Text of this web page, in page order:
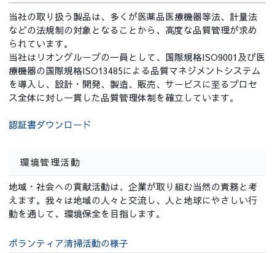
当社の取り扱う製品は、多くが医薬品医療機器等法、計量法
などの法規制の対象となることから、高度な品質管理が求め
られています。
当社はリオングループの一員として、国際規格ISO9001及び医
療機器の国際規格ISO13485による品質マネジメントシステム
を導入し、設計・開発、製造、販売、サービスに至るプロセ
ス全体に対し一貫した品質管理体制を確立しています。
認証書ダウンロード
環境管理活動
地域・社会への貢献活動は、企業が取り組む当然の責務と考
えます。我々は地域の人々と交流し、人と地球にやさしい行
動を通して、環境保全を目指します。
ボランティア清掃活動の様子